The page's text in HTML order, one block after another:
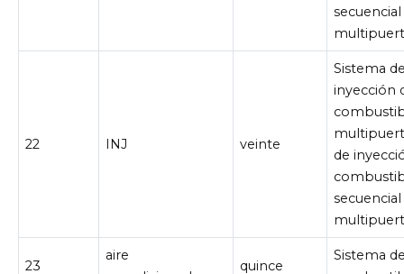
secuencial
22 INJ veinte
Sistema
inyección
de
secuencial
23
aire
quince
Sistema